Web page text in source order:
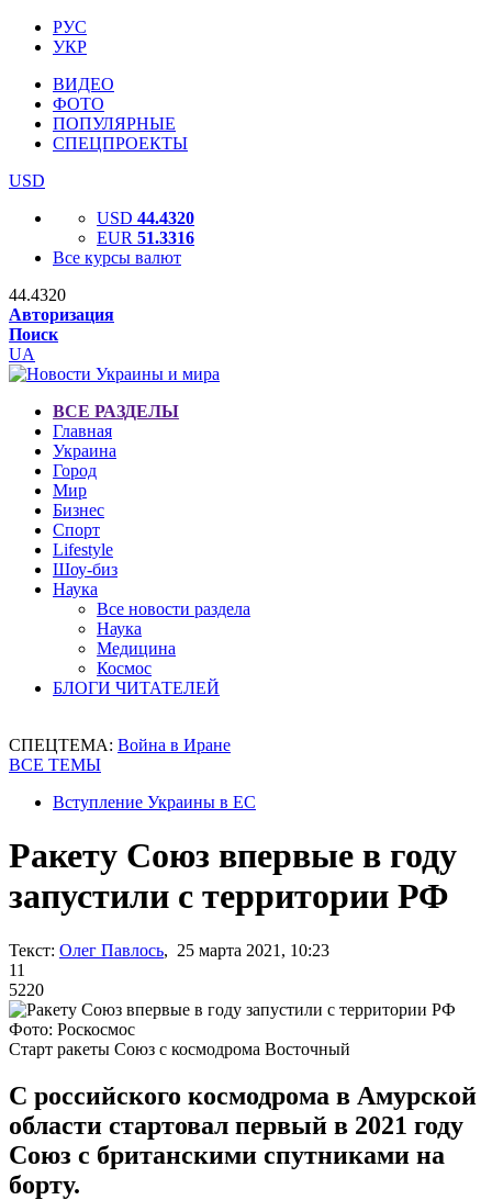
РУС
УКР
ВИДЕО
ФОТО
ПОПУЛЯРНЫЕ
СПЕЦПРОЕКТЫ
USD
USD 44.4320
EUR 51.3316
Все курсы валют
44.4320
Авторизация
Поиск
UA
ВСЕ РАЗДЕЛЫ
Главная
Украина
Город
Мир
Бизнес
Спорт
Lifestyle
Шоу-биз
Наука
Все новости раздела
Наука
Медицина
Космос
БЛОГИ ЧИТАТЕЛЕЙ
СПЕЦТЕМА: Война в Иране
ВСЕ ТЕМЫ
Вступление Украины в ЕС
Ракету Союз впервые в году
запустили с территории РФ
Текст: Олег Павлось, 25 марта 2021, 10:23
11
5220
Фото: Роскосмос
Старт ракеты Союз с космодрома Восточный
С российского космодрома в Амурской
области стартовал первый в 2021 году
Союз с британскими спутниками на
борту.